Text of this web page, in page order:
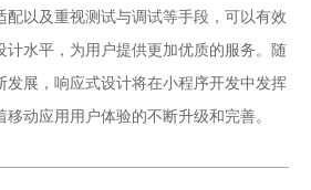
配以及重视测试与调试等手段，可以有效
计水平，为用户提供更加优质的服务。随
发展，响应式设计将在小程序开发中发挥
动应用用户体验的不断升级和完善。